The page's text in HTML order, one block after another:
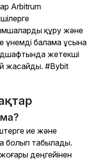
Arbitrum
құру және
үнемді балама ұсына
жетекші
жасайды. #Bybit
ие және
болып табылады.
деңгейінен